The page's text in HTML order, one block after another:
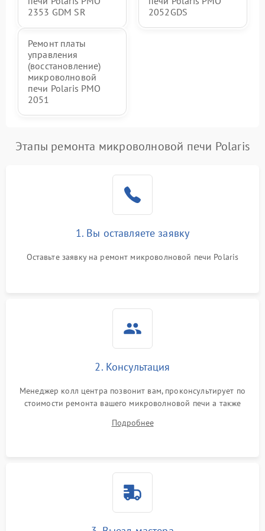
2353 GDM SR
2052GDS
Ремонт платы
управления
(восстановление)
микроволновой
печи Polaris PMO
2051
Этапы ремонта микроволновой печи Polaris
1. Вы оставляете заявку
Оставьте заявку на ремонт микроволновой печи Polaris
2. Консультация
Менеджер колл центра позвонит вам, проконсультирует по
стоимости ремонта вашего микроволновой печи а также
Подробнее